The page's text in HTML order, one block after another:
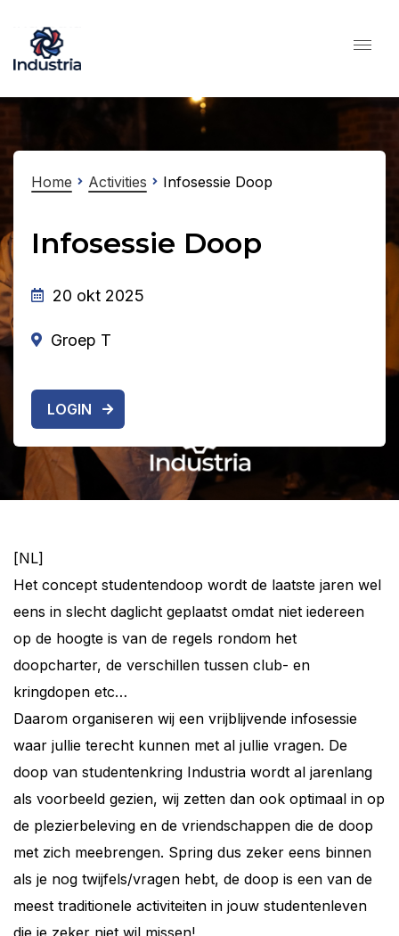
Home Activities Infosessie Doop
Infosessie Doop
20 okt 2025
Groep T
LOGIN
[NL]
Het concept studentendoop wordt de laatste jaren wel
eens in slecht daglicht geplaatst omdat niet iedereen
op de hoogte is van de regels rondom het
doopcharter, de verschillen tussen club- en
kringdopen etc…
Daarom organiseren wij een vrijblijvende infosessie
waar jullie terecht kunnen met al jullie vragen. De
doop van studentenkring Industria wordt al jarenlang
als voorbeeld gezien, wij zetten dan ook optimaal in op
de plezierbeleving en de vriendschappen die de doop
met zich meebrengen. Spring dus zeker eens binnen
als je nog twijfels/vragen hebt, de doop is een van de
meest traditionele activiteiten in jouw studentenleven
die je zeker niet wil missen!